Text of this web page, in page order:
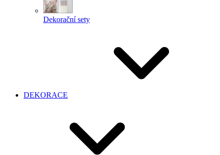
Dekorační sety
DEKORACE